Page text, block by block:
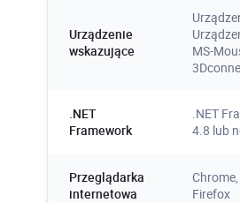
Urządzenie
wskazujące
MS-
.NET
Framework
.NET
4.8 lub
Przeglądarka
internetowa
Firefox